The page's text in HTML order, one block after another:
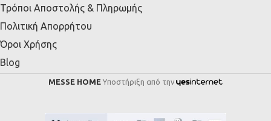
Τρόποι Αποστολής & Πληρωμής
Πολιτική Απορρήτου
Όροι Χρήσης
Blog
MESSE HOME Υποστήριξη από την